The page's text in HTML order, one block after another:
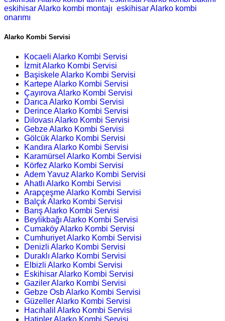
eskihisar Alarko kombi montajı eskihisar Alarko kombi
onarımı
Alarko Kombi Servisi
Kocaeli Alarko Kombi Servisi
İzmit Alarko Kombi Servisi
Başiskele Alarko Kombi Servisi
Kartepe Alarko Kombi Servisi
Çayırova Alarko Kombi Servisi
Darıca Alarko Kombi Servisi
Derince Alarko Kombi Servisi
Dilovası Alarko Kombi Servisi
Gebze Alarko Kombi Servisi
Gölcük Alarko Kombi Servisi
Kandıra Alarko Kombi Servisi
Karamürsel Alarko Kombi Servisi
Körfez Alarko Kombi Servisi
Adem Yavuz Alarko Kombi Servisi
Ahatlı Alarko Kombi Servisi
Arapçeşme Alarko Kombi Servisi
Balçık Alarko Kombi Servisi
Barış Alarko Kombi Servisi
Beylikbağı Alarko Kombi Servisi
Cumaköy Alarko Kombi Servisi
Cumhuriyet Alarko Kombi Servisi
Denizli Alarko Kombi Servisi
Duraklı Alarko Kombi Servisi
Elbizli Alarko Kombi Servisi
Eskihisar Alarko Kombi Servisi
Gaziler Alarko Kombi Servisi
Gebze Osb Alarko Kombi Servisi
Güzeller Alarko Kombi Servisi
Hacıhalil Alarko Kombi Servisi
Hatipler Alarko Kombi Servisi